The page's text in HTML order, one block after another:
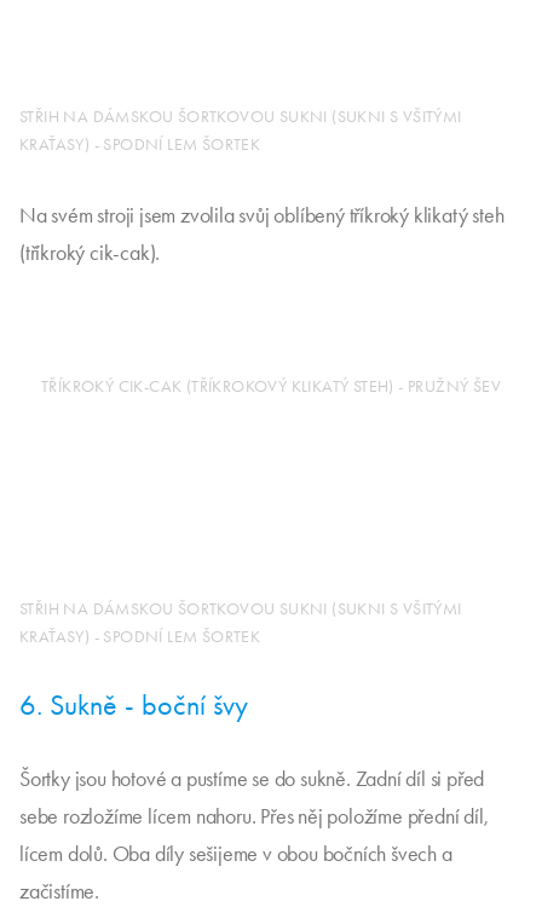
STŘIH NA DÁMSKOU ŠORTKOVOU SUKNI (SUKNI S VŠITÝMI
KRAŤASY) - SPODNÍ LEM ŠORTEK
Na svém stroji jsem zvolila svůj oblíbený tříkroký klikatý steh
(tříkroký cik-cak).
TŘÍKROKÝ CIK-CAK (TŘÍKROKOVÝ KLIKATÝ STEH) - PRUŽNÝ ŠEV
STŘIH NA DÁMSKOU ŠORTKOVOU SUKNI (SUKNI S VŠITÝMI
KRAŤASY) - SPODNÍ LEM ŠORTEK
6. Sukně - boční švy
Šortky jsou hotové a pustíme se do sukně. Zadní díl si před
sebe rozložíme lícem nahoru. Přes něj položíme přední díl,
lícem dolů. Oba díly sešijeme v obou bočních švech a
začistíme.